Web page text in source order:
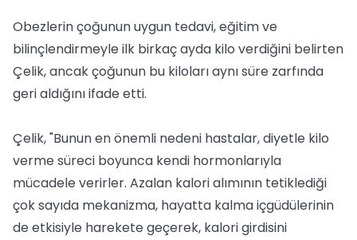
Obezlerin çoğunun uygun tedavi, eğitim ve
bilinçlendirmeyle ilk birkaç ayda kilo verdiğini belirten
Çelik, ancak çoğunun bu kiloları aynı süre zarfında
geri aldığını ifade etti.
Çelik, "Bunun en önemli nedeni hastalar, diyetle kilo
verme süreci boyunca kendi hormonlarıyla
mücadele verirler. Azalan kalori alımının tetiklediği
çok sayıda mekanizma, hayatta kalma içgüdülerinin
de etkisiyle harekete geçerek, kalori girdisini